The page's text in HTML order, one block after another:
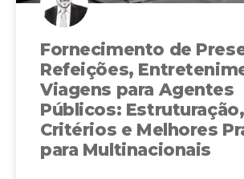
Fornecimento de
Refeições,
Viagens para Agentes
Públicos: Estruturação,
Critérios e Melhores
para Multinacionais